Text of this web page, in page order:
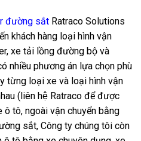
đường sắt Ratraco Solutions
khách hàng loại hình vận
xe tải lồng đường bộ và
nhiều phương án lựa chọn phù
từng loại xe và loại hình vận
(liên hệ Ratraco để được
tô, ngoài vận chuyển bằng
sắt, Công ty chúng tôi còn